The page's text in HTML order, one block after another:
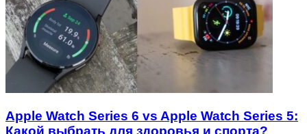
Apple Watch Series 6 vs Apple Watch Series 5:
Какой выбрать для здоровья и спорта?